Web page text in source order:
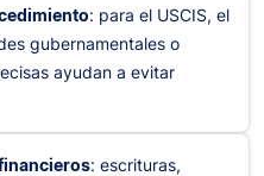
: para el USCIS, el
gubernamentales o
ayudan a evitar
: escrituras,